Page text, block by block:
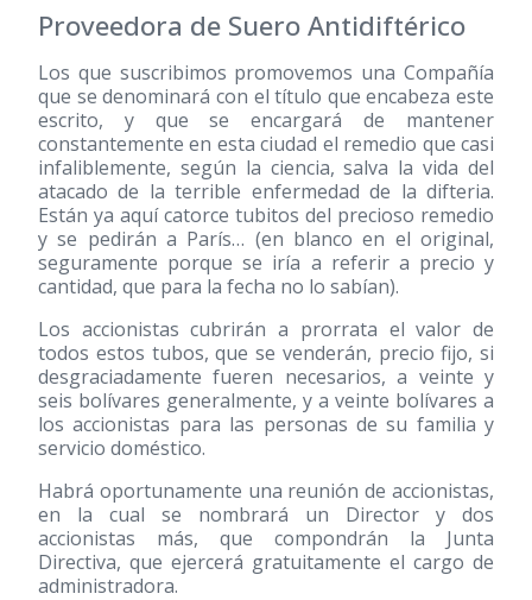
Proveedora de Suero Antidiftérico
Los que suscribimos promovemos una Compañía
que se denominará con el título que encabeza este
escrito, y que se encargará de mantener
constantemente en esta ciudad el remedio que casi
infaliblemente, según la ciencia, salva la vida del
atacado de la terrible enfermedad de la difteria.
Están ya aquí catorce tubitos del precioso remedio
y se pedirán a París… (en blanco en el original,
seguramente porque se iría a referir a precio y
cantidad, que para la fecha no lo sabían).
Los accionistas cubrirán a prorrata el valor de
todos estos tubos, que se venderán, precio fijo, si
desgraciadamente fueren necesarios, a veinte y
seis bolívares generalmente, y a veinte bolívares a
los accionistas para las personas de su familia y
servicio doméstico.
Habrá oportunamente una reunión de accionistas,
en la cual se nombrará un Director y dos
accionistas más, que compondrán la Junta
Directiva, que ejercerá gratuitamente el cargo de
administradora.